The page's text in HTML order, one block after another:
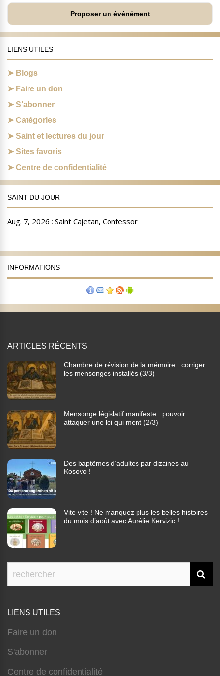
Proposer un événément
LIENS UTILES
Blogs
Faire un don
S’abonner
Catégories
Saint et lectures du jour
Sites favoris
Centre de confidentialité
SAINT DU JOUR
INFORMATIONS
ARTICLES RÉCENTS
Chambre de révision de la mémoire : corriger
les mensonges installés (3/3)
Mensonge législatif manifeste : pouvoir
attaquer une loi qui ment (2/3)
Des baptêmes d’adultes par dizaines au
Kosovo !
Vite vite ! Ne manquez plus les belles histoires
du mois d’août avec Aurélie Kervizic !
LIENS UTILES
Faire un don
S'abonner
Centre de confidentialité